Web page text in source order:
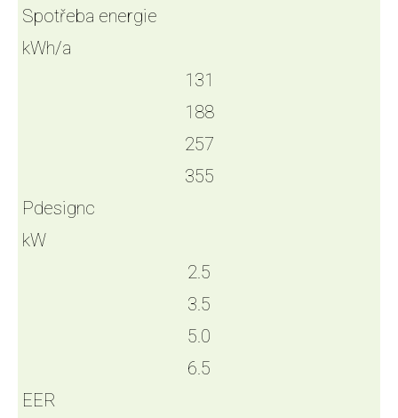
Spotřeba energie
kWh/a
131
188
257
355
Pdesignc
kW
2.5
3.5
5.0
6.5
EER